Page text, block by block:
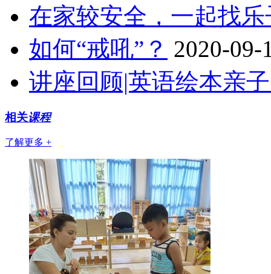
在家较安全，一起找
如何“戒吼”？ 2020-09-
讲座回顾|英语绘本亲
相关课程
了解更多 +